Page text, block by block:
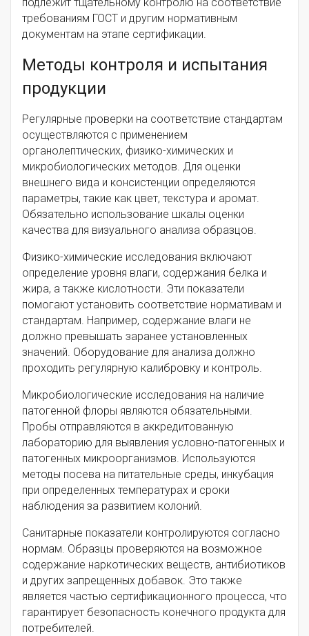
требованиям ГОСТ и другим нормативным
документам на этапе сертификации.
Методы контроля и испытания
продукции
Регулярные проверки на соответствие стандартам
осуществляются с применением
органолептических, физико-химических и
микробиологических методов. Для оценки
внешнего вида и консистенции определяются
параметры, такие как цвет, текстура и аромат.
Обязательно использование шкалы оценки
качества для визуального анализа образцов.
Физико-химические исследования включают
определение уровня влаги, содержания белка и
жира, а также кислотности. Эти показатели
помогают установить соответствие нормативам и
стандартам. Например, содержание влаги не
должно превышать заранее установленных
значений. Оборудование для анализа должно
проходить регулярную калибровку и контроль.
Микробиологические исследования на наличие
патогенной флоры являются обязательными.
Пробы отправляются в аккредитованную
лабораторию для выявления условно-патогенных и
патогенных микроорганизмов. Используются
методы посева на питательные среды, инкубация
при определенных температурах и сроки
наблюдения за развитием колоний.
Санитарные показатели контролируются согласно
нормам. Образцы проверяются на возможное
содержание наркотических веществ, антибиотиков
и других запрещенных добавок. Это также
является частью сертификационного процесса, что
гарантирует безопасность конечного продукта для
потребителей.